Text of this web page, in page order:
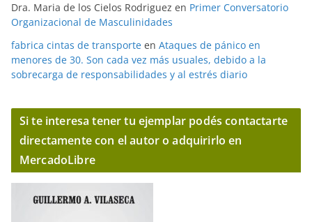
Dra. Maria de los Cielos Rodriguez en Primer Conversatorio
Organizacional de Masculinidades
fabrica cintas de transporte en Ataques de pánico en
menores de 30. Son cada vez más usuales, debido a la
sobrecarga de responsabilidades y al estrés diario
Si te interesa tener tu ejemplar podés contactarte
directamente con el autor o adquirirlo en
MercadoLibre